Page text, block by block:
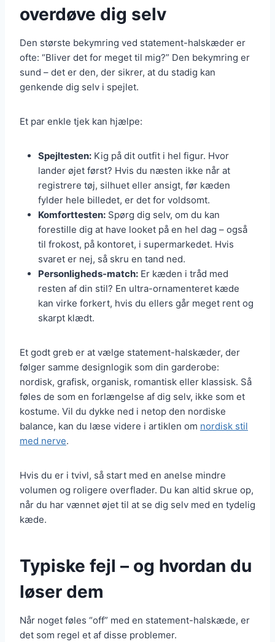
overdøve dig selv
Den største bekymring ved statement-halskæder er
ofte: “Bliver det for meget til mig?” Den bekymring er
sund – det er den, der sikrer, at du stadig kan
genkende dig selv i spejlet.
Et par enkle tjek kan hjælpe:
Spejltesten: Kig på dit outfit i hel figur. Hvor
lander øjet først? Hvis du næsten ikke når at
registrere tøj, silhuet eller ansigt, før kæden
fylder hele billedet, er det for voldsomt.
Komforttesten: Spørg dig selv, om du kan
forestille dig at have looket på en hel dag – også
til frokost, på kontoret, i supermarkedet. Hvis
svaret er nej, så skru en tand ned.
Personligheds-match: Er kæden i tråd med
resten af din stil? En ultra-ornamenteret kæde
kan virke forkert, hvis du ellers går meget rent og
skarpt klædt.
Et godt greb er at vælge statement-halskæder, der
følger samme designlogik som din garderobe:
nordisk, grafisk, organisk, romantisk eller klassisk. Så
føles de som en forlængelse af dig selv, ikke som et
kostume. Vil du dykke ned i netop den nordiske
balance, kan du læse videre i artiklen om nordisk stil
med nerve.
Hvis du er i tvivl, så start med en anelse mindre
volumen og roligere overflader. Du kan altid skrue op,
når du har vænnet øjet til at se dig selv med en tydelig
kæde.
Typiske fejl – og hvordan du
løser dem
Når noget føles “off” med en statement-halskæde, er
det som regel et af disse problemer.